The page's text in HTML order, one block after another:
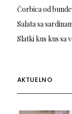
Čorbica od
Salata sa
Slatki kus kus sa
AKTUELNO